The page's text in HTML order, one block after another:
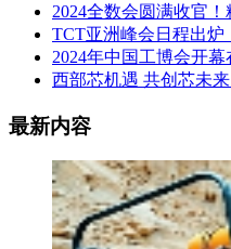
2024全数会圆满收官！
TCT亚洲峰会日程出
2024年中国工博会开
西部芯机遇 共创芯未
最新内容